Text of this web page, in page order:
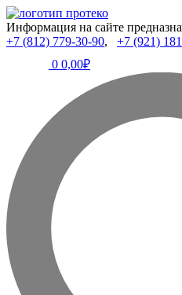
Информация на сайте
+7 (812) 779-30-90, +7 (921)
0 0,00₽